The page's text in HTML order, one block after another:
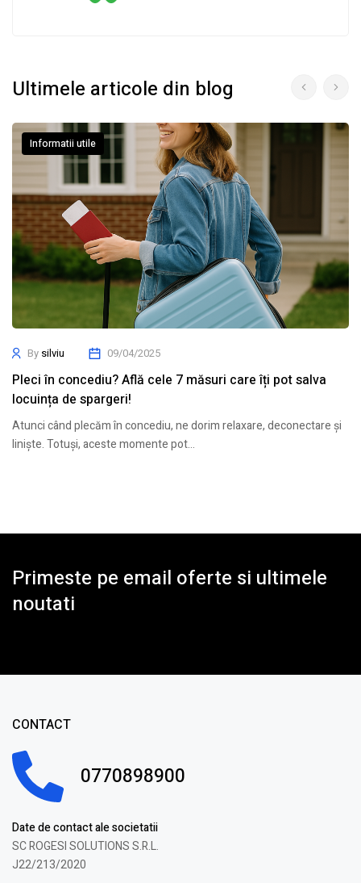
Ultimele articole din blog
Informatii utile
By silviu 09/04/2025
Pleci în concediu? Află cele 7 măsuri care îți pot salva
locuința de spargeri!
Atunci când plecăm în concediu, ne dorim relaxare, deconectare și
liniște. Totuși, aceste momente pot…
Primeste pe email oferte si ultimele
noutati
CONTACT
0770898900
Date de contact ale societatii
SC ROGESI SOLUTIONS S.R.L.
J22/213/2020